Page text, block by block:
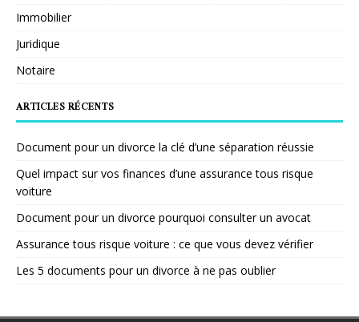
Immobilier
Juridique
Notaire
ARTICLES RÉCENTS
Document pour un divorce la clé d’une séparation réussie
Quel impact sur vos finances d’une assurance tous risque
voiture
Document pour un divorce pourquoi consulter un avocat
Assurance tous risque voiture : ce que vous devez vérifier
Les 5 documents pour un divorce à ne pas oublier